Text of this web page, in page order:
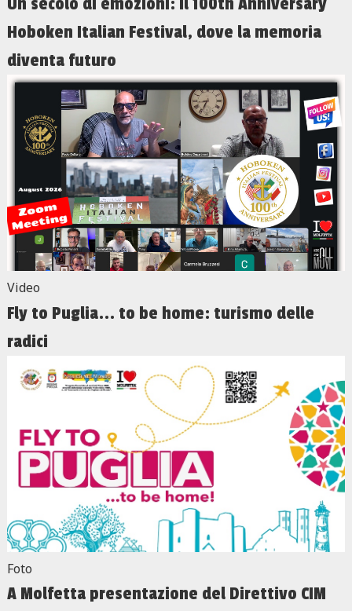
Hoboken Italian Festival, dove la memoria
diventa futuro
Video
Fly to Puglia... to be home: turismo delle
radici
Foto
A Molfetta presentazione del Direttivo CIM